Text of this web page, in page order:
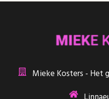
Mieke Kosters - Het